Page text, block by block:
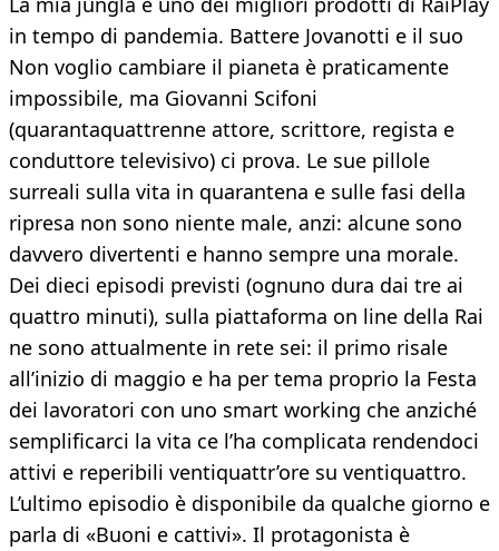
in tempo di pandemia. Battere Jovanotti e il suo
Non voglio cambiare il pianeta è praticamente
impossibile, ma Giovanni Scifoni
(quarantaquattrenne attore, scrittore, regista e
conduttore televisivo) ci prova. Le sue pillole
surreali sulla vita in quarantena e sulle fasi della
ripresa non sono niente male, anzi: alcune sono
davvero divertenti e hanno sempre una morale.
Dei dieci episodi previsti (ognuno dura dai tre ai
quattro minuti), sulla piattaforma on line della Rai
ne sono attualmente in rete sei: il primo risale
all’inizio di maggio e ha per tema proprio la Festa
dei lavoratori con uno smart working che anziché
semplificarci la vita ce l’ha complicata rendendoci
attivi e reperibili ventiquattr’ore su ventiquattro.
L’ultimo episodio è disponibile da qualche giorno e
parla di «Buoni e cattivi». Il protagonista è